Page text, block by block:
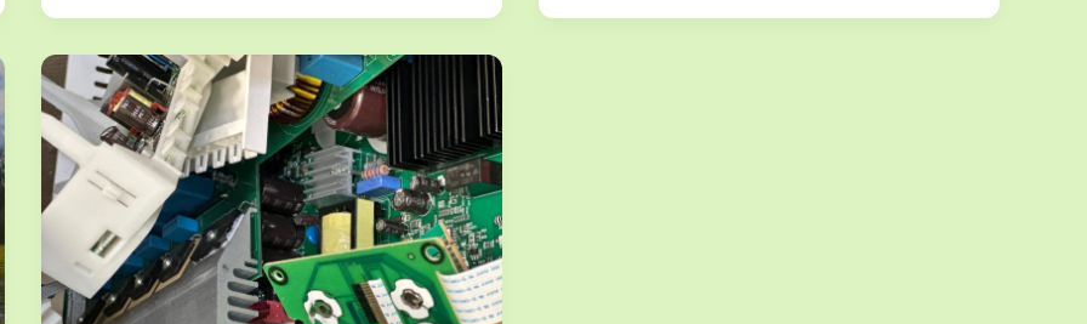
Bundesregierung:
Schlechte
Nachrichten
für
Ostdeutschland